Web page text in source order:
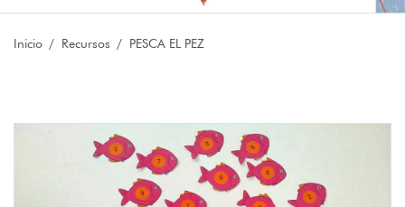
Inicio Recursos PESCA EL PEZ